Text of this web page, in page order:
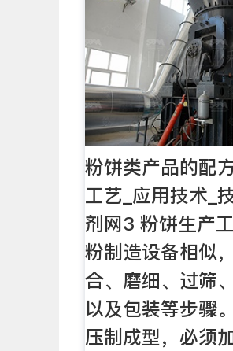
粉饼类产品的配
工艺_应用技术_
剂网3 粉饼生产
粉制造设备相似
合、磨细、过筛
以及包装等步骤
压制成型，必须